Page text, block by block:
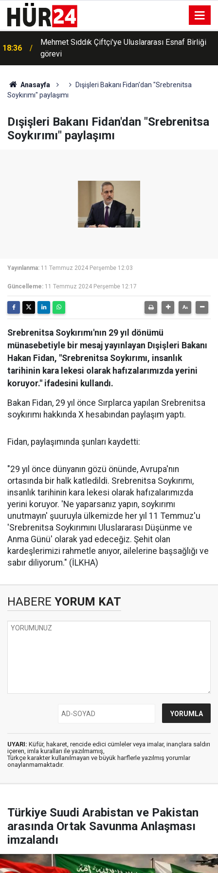
18:36
Mehmet Sıddık Çiftçi'ye Uluslararası Esnaf Birliği
görevi
Anasayfa
Dışişleri Bakanı Fidan'dan "Srebrenitsa
Soykırımı" paylaşımı
Dışişleri Bakanı Fidan'dan "Srebrenitsa
Soykırımı" paylaşımı
Yayınlanma: 11 Temmuz 2024 Perşembe 12:03
Güncelleme: 11 Temmuz 2024 Perşembe 12:17
Srebrenitsa Soykırımı'nın 29 yıl dönümü
münasebetiyle bir mesaj yayınlayan Dışişleri Bakanı
Hakan Fidan, "Srebrenitsa Soykırımı, insanlık
tarihinin kara lekesi olarak hafızalarımızda yerini
koruyor." ifadesini kullandı.
Bakan Fidan, 29 yıl önce Sırplarca yapılan Srebrenitsa
soykırımı hakkında X hesabından paylaşım yaptı.
Fidan, paylaşımında şunları kaydetti:
"29 yıl önce dünyanın gözü önünde, Avrupa'nın
ortasında bir halk katledildi. Srebrenitsa Soykırımı,
insanlık tarihinin kara lekesi olarak hafızalarımızda
yerini koruyor. 'Ne yaparsanız yapın, soykırımı
unutmayın' şuuruyla ülkemizde her yıl 11 Temmuz'u
'Srebrenitsa Soykırımını Uluslararası Düşünme ve
Anma Günü' olarak yad edeceğiz. Şehit olan
kardeşlerimizi rahmetle anıyor, ailelerine başsağlığı ve
sabır diliyorum." (İLKHA)
HABERE YORUM KAT
UYARI: Küfür, hakaret, rencide edici cümleler veya imalar, inançlara saldırı
içeren, imla kuralları ile yazılmamış,
Türkçe karakter kullanılmayan ve büyük harflerle yazılmış yorumlar
onaylanmamaktadır.
Türkiye Suudi Arabistan ve Pakistan
arasında Ortak Savunma Anlaşması
imzalandı